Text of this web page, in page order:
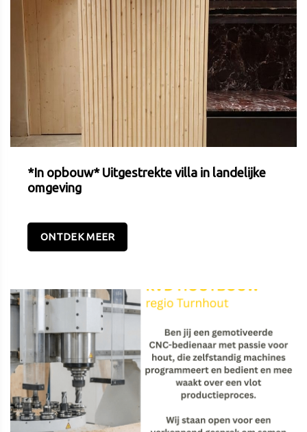
*In opbouw* Uitgestrekte villa in landelijke
omgeving
ONTDEK MEER